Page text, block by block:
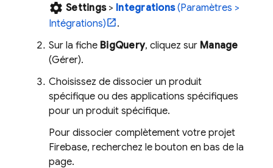
settings Settings> Integrations(Paramètres >
Intégrations)
.
Sur la fiche BigQuery, cliquez sur Manage
(Gérer).
Choisissez de dissocier un produit
spécifique ou des applications spécifiques
pour un produit spécifique.
Pour dissocier complètement votre projet
Firebase, recherchez le bouton en bas de la
page.